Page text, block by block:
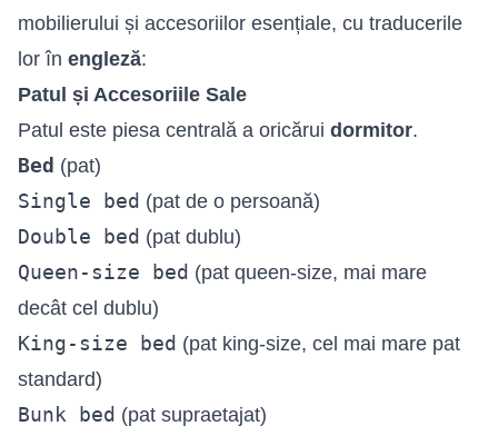
mobilierului și accesoriilor esențiale, cu traducerile
lor în engleză:
Patul și Accesoriile Sale
Patul este piesa centrală a oricărui dormitor.
Bed (pat)
Single bed (pat de o persoană)
Double bed (pat dublu)
Queen-size bed (pat queen-size, mai mare
decât cel dublu)
King-size bed (pat king-size, cel mai mare pat
standard)
Bunk bed (pat supraetajat)